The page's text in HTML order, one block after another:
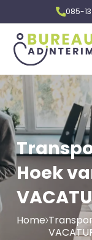
085-
Hoek
Home